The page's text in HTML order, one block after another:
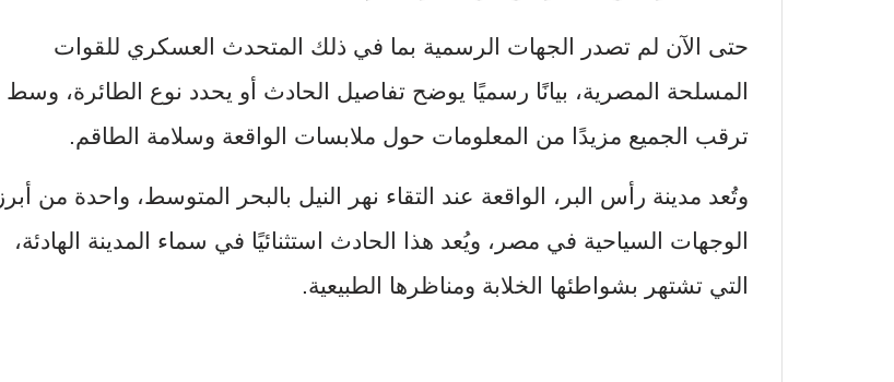
حتى الآن لم تصدر الجهات الرسمية بما في ذلك المتحدث العسكري للقوات
المسلحة المصرية، بيانًا رسميًا يوضح تفاصيل الحادث أو يحدد نوع الطائرة، وسط
ترقب الجميع مزيدًا من المعلومات حول ملابسات الواقعة وسلامة الطاقم.
وتُعد مدينة رأس البر، الواقعة عند التقاء نهر النيل بالبحر المتوسط، واحدة من أبرز
الوجهات السياحية في مصر، ويُعد هذا الحادث استثنائيًا في سماء المدينة الهادئة،
التي تشتهر بشواطئها الخلابة ومناظرها الطبيعية.